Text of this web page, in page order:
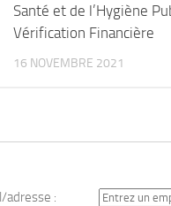
Santé et de l’Hygiène
Vérification Financière
16 NOVEMBRE 2021
adresse :